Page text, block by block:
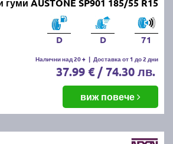
D D 71
Налични над 20 + | Доставка от 1 до 2 дни
37.99 € / 74.30 лв.
виж повече